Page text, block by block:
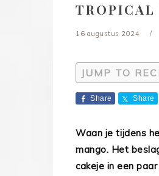
TROPICAL
16 augustus 2024
JUMP TO
Share Share
Waan je tijdens
mango. Het
cakeje in een